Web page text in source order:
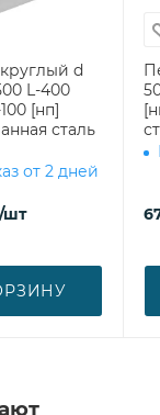
d
L-400
[нп]
сталь
от 2 дней
/шт